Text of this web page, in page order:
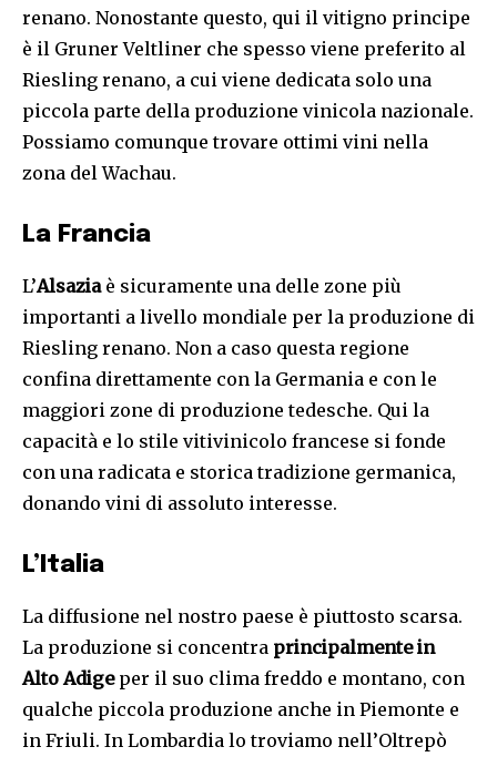
renano. Nonostante questo, qui il vitigno principe
è il Gruner Veltliner che spesso viene preferito al
Riesling renano, a cui viene dedicata solo una
piccola parte della produzione vinicola nazionale.
Possiamo comunque trovare ottimi vini nella
zona del Wachau.
La Francia
L’Alsaziaè sicuramente una delle zone più
importanti a livello mondiale per la produzione di
Riesling renano. Non a caso questa regione
confina direttamente con la Germania e con le
maggiori zone di produzione tedesche. Qui la
capacità e lo stile vitivinicolo francese si fonde
con una radicata e storica tradizione germanica,
donando vini di assoluto interesse.
L’Italia
La diffusione nel nostro paese è piuttosto scarsa.
La produzione si concentra principalmente in
Alto Adigeper il suo clima freddo e montano, con
qualche piccola produzione anche in Piemonte e
in Friuli. In Lombardia lo troviamo nell’Oltrepò